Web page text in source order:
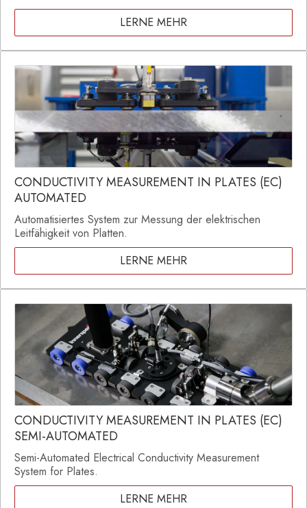
LERNE MEHR
CONDUCTIVITY MEASUREMENT IN PLATES (EC)
AUTOMATED
Automatisiertes System zur Messung der elektrischen
Leitfähigkeit von Platten.
LERNE MEHR
CONDUCTIVITY MEASUREMENT IN PLATES (EC)
SEMI-AUTOMATED
Semi-Automated Electrical Conductivity Measurement
System for Plates.
LERNE MEHR